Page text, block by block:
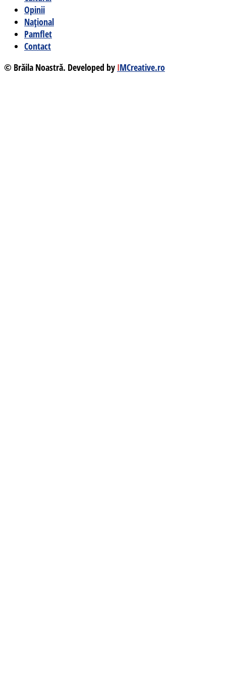
Opinii
Național
Pamflet
Contact
© Brăila Noastră. Developed by IMCreative.ro